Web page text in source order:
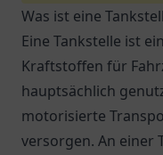
Was ist eine
Eine Tankstelle ist
Kraftstoffen für
hauptsächlich
motorisierte
versorgen. An einer